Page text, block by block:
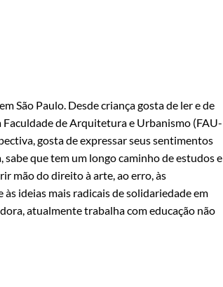
São Paulo. Desde criança gosta de ler e de
Faculdade de Arquitetura e Urbanismo (FAU-
gosta de expressar seus sentimentos
que tem um longo caminho de estudos e
mão do direito à arte, ao erro, às
ideias mais radicais de solidariedade em
atualmente trabalha com educação não